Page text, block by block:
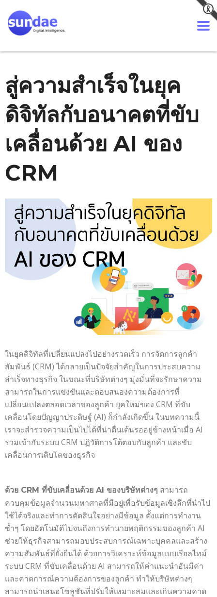
สู่ความสำเร็จในยุค
ดิจิทัลกับอนาคตที่ขับ
เคลื่อนด้วย AI ของ
CRM
ในยุคดิจิทัลที่เปลี่ยนแปลงไปอย่างรวดเร็ว การจัดการลูกค้า
สัมพันธ์ (CRM) ได้กลายเป็นปัจจัยสำคัญในการประสบความ
สำเร็จทางธุรกิจ ในขณะที่บริษัทต่างๆ มุ่งมั่นที่จะรักษาความ
สามารถในการแข่งขันและตอบสนองความต้องการที่
เปลี่ยนแปลงตลอดเวลาของลูกค้า ยุคใหม่ของ CRM ที่ขับ
เคลื่อนโดยปัญญาประดิษฐ์ (AI) ก็กำลังเกิดขึ้น ในบทความนี้
เราจะสำรวจความเป็นไปได้ที่น่าตื่นเต้นรออยู่ข้างหน้าเมื่อ AI
รวมเข้ากับระบบ CRM ปฏิวัติการโต้ตอบกับลูกค้า และขับ
เคลื่อนการเติบโตของธุรกิจ
ด้วย CRM ที่ขับเคลื่อนด้วย AI ของบริษัทต่างๆ สามารถ
ควบคุมข้อมูลจำนวนมหาศาลที่มีอยู่เพื่อรับข้อมูลเชิงลึกที่นำไป
ใช้ได้จริงและทำการตัดสินใจอย่างมีข้อมูล ตั้งแต่การทำงาน
ซ้ำๆ โดยอัตโนมัติไปจนถึงการทำนายพฤติกรรมของลูกค้า AI
ช่วยให้ธุรกิจสามารถมอบประสบการณ์เฉพาะบุคคลและสร้าง
ความสัมพันธ์ที่ยั่งยืนได้ ด้วยการวิเคราะห์ข้อมูลแบบเรียลไทม์
ระบบ CRM ที่ขับเคลื่อนด้วย AI สามารถให้คำแนะนำอันมีค่า
และคาดการณ์ความต้องการของลูกค้า ทำให้บริษัทต่างๆ
สามารถนำเสนอโซลูชันที่ปรับให้เหมาะสมและเกินความคาด